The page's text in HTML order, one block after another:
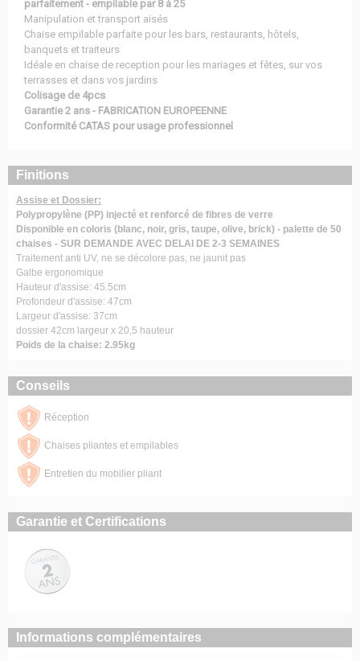
parfaitement - empilable par 8 à 25
Manipulation et transport aisés
Chaise empilable parfaite pour les bars, restaurants, hôtels,
banquets et traiteurs
Idéale en chaise de reception pour les mariages et fêtes, sur vos
terrasses et dans vos jardins
Colisage de 4pcs
Garantie 2 ans - FABRICATION EUROPEENNE
Conformité CATAS pour usage professionnel
Finitions
Assise et Dossier:
Polypropylène (PP) injecté et renforcé de fibres de verre
Disponible en coloris (blanc, noir, gris, taupe, olive, brick) - palette de 50
chaises - SUR DEMANDE AVEC DELAI DE 2-3 SEMAINES
Traitement anti UV, ne se décolore pas, ne jaunit pas
Galbe ergonomique
Hauteur d'assise: 45.5cm
Profondeur d'assise: 47cm
Largeur d'assise: 37cm
dossier 42cm largeur x 20,5 hauteur
Poids de la chaise: 2.95kg
Conseils
Réception
Chaises pliantes et empilables
Entretien du mobilier pliant
Garantie et Certifications
Informations complémentaires